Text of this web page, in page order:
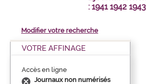
: 1941 1942
Modifier votre recherche
VOTRE AFFINAGE
Accès en ligne
Journaux non numérisés